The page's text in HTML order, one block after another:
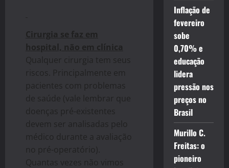
Cirurgia se faz em
hospital, não em clínica
Qualquer cirurgia tem seus
riscos. Principalmente em
pacientes com problemas
de saúde (vale lembrar que
doenças pré-existentes
devem ser analisadas pelo
médico durante a avaliação
no pré-operatório).
Quantas vezes não vimos
Inflação de
fevereiro
sobe
0,70% e
educação
lidera
pressão nos
preços no
Brasil
Murillo C.
Freitas: o
pioneiro